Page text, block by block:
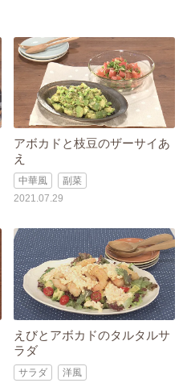
アボカドと枝豆のザーサイあ
え
中華風
副菜
2021.07.29
えびとアボカドのタルタルサ
ラダ
サラダ
洋風